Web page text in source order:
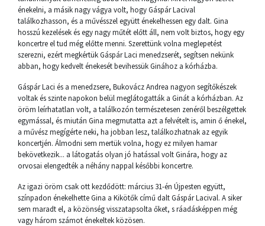
énekelni, a másik nagy vágya volt, hogy Gáspár Lacival
találkozhasson, és a művésszel együtt énekelhessen egy dalt. Gina
hosszú kezelések és egy nagy műtét előtt áll, nem volt biztos, hogy egy
koncertre el tud még előtte menni. Szerettünk volna meglepetést
szerezni, ezért megkértük Gáspár Laci menedzserét, segítsen nekünk
abban, hogy kedvelt énekesét bevihessük Ginához a kórházba.
Gáspár Laci és a menedzsere, Bukovácz Andrea nagyon segítőkészek
voltak és szinte napokon belül meglátogatták a Ginát a kórházban. Az
öröm leírhatatlan volt, a találkozón természetesen zenéről beszélgettek
egymással, és miután Gina megmutatta azt a felvételt is, amin ő énekel,
a művész megígérte neki, ha jobban lesz, találkozhatnak az egyik
koncertjén. Álmodni sem mertük volna, hogy ez milyen hamar
bekövetkezik... a látogatás olyan jó hatással volt Ginára, hogy az
orvosai elengedték a néhány nappal későbbi koncertre.
Az igazi öröm csak ott kezdődött: március 31-én Újpesten együtt,
színpadon énekelhette Gina a Kikötők című dalt Gáspár Lacival. A siker
sem maradt el, a közönség visszatapsolta őket, s ráadásképpen még
vagy három számot énekeltek közösen.